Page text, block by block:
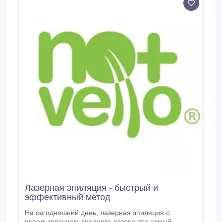
Лазерная эпиляция - быстрый и
эффективный метод
На сегодняшний день, лазерная эпиляция с